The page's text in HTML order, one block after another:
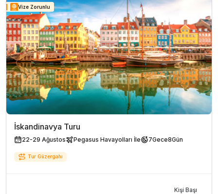
Vize Zorunlu
İskandinavya Turu
22-29 Ağustos Pegasus Havayolları İle 7Gece8Gün
Tur Güzergahı
Kişi Başı